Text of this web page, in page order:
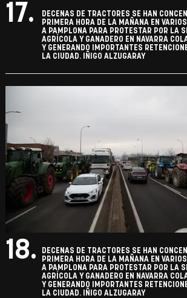
17.
DECENAS DE TRACTORES SE HAN
PRIMERA HORA DE LA MAÑANA EN
A PAMPLONA PARA PROTESTAR POR LA
AGRÍCOLA Y GANADERO EN NAVARRA
Y GENERANDO IMPORTANTES
LA CIUDAD. IÑIGO ALZUGARAY
18.
DECENAS DE TRACTORES SE HAN
PRIMERA HORA DE LA MAÑANA EN
A PAMPLONA PARA PROTESTAR POR LA
AGRÍCOLA Y GANADERO EN NAVARRA
Y GENERANDO IMPORTANTES
LA CIUDAD. IÑIGO ALZUGARAY